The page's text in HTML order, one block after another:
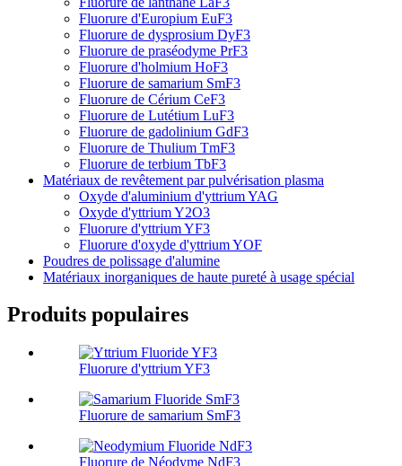
Fluorure d'Europium EuF3
Fluorure de dysprosium DyF3
Fluorure de praséodyme PrF3
Fluorure d'holmium HoF3
Fluorure de samarium SmF3
Fluorure de Cérium CeF3
Fluorure de Lutétium LuF3
Fluorure de gadolinium GdF3
Fluorure de Thulium TmF3
Fluorure de terbium TbF3
Matériaux de revêtement par pulvérisation plasma
Oxyde d'aluminium d'yttrium YAG
Oxyde d'yttrium Y2O3
Fluorure d'yttrium YF3
Fluorure d'oxyde d'yttrium YOF
Poudres de polissage d'alumine
Matériaux inorganiques de haute pureté à usage spécial
Produits populaires
Fluorure d'yttrium YF3
Fluorure de samarium SmF3
Fluorure de Néodyme NdF3